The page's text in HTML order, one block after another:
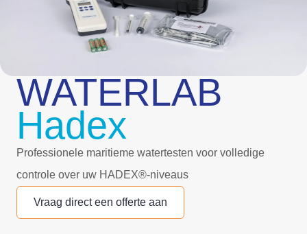
WATERLAB
Hadex
Professionele maritieme watertesten voor volledige
controle over uw HADEX®‑niveaus
Vraag direct een offerte aan